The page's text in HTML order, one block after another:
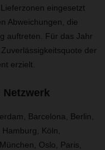
eingesetzt
Abweichungen, die
auftreten. Für das Jahr
der
erzielt.
Barcelona, Berlin,
Köln,
Oslo, Paris,